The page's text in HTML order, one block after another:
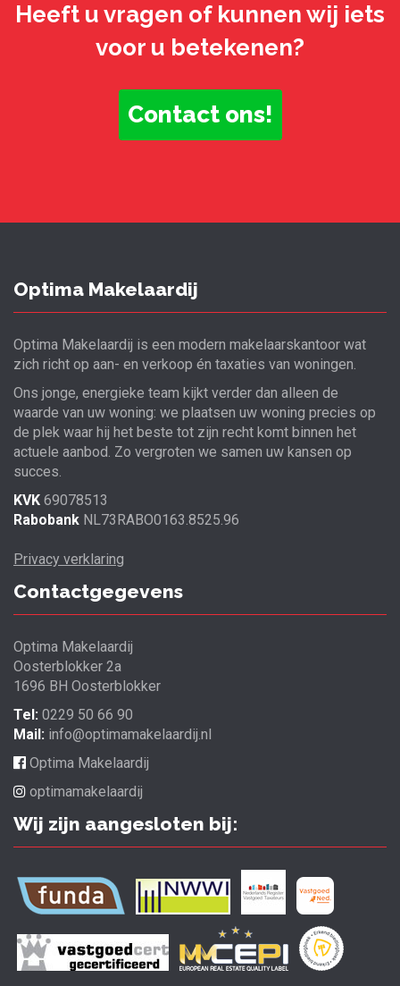
Heeft u vragen of kunnen wij iets
voor u betekenen?
Contact ons!
Optima Makelaardij
Optima Makelaardij is een modern makelaarskantoor wat
zich richt op aan- en verkoop én taxaties van woningen.
Ons jonge, energieke team kijkt verder dan alleen de
waarde van uw woning: we plaatsen uw woning precies op
de plek waar hij het beste tot zijn recht komt binnen het
actuele aanbod. Zo vergroten we samen uw kansen op
succes.
KVK 69078513
Rabobank NL73RABO0163.8525.96
Privacy verklaring
Contactgegevens
Optima Makelaardij
Oosterblokker 2a
1696 BH Oosterblokker
Tel: 0229 50 66 90
Mail: info@optimamakelaardij.nl
Optima Makelaardij
optimamakelaardij
Wij zijn aangesloten bij: